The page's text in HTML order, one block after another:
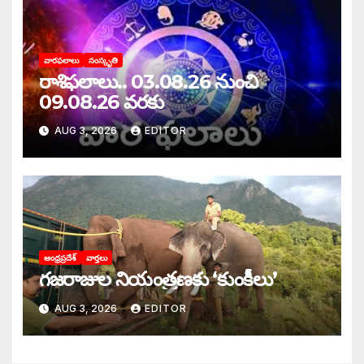
వారఫలాలు సంస్కృతి
రాశిఫలాలు.. 03.08.26 నుంచి
09.08.26 వరకు
AUG 3, 2026 EDITOR
ఆంధ్రప్రదేశ్ వార్తలు
గజరాజుల నియంత్రణకు ‘కుంకీలు’
AUG 3, 2026 EDITOR